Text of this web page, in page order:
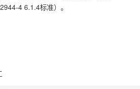
4 6.1.4标准）。